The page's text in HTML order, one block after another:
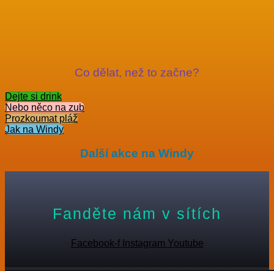
Co dělat, než to začne?
Dejte si drink
Nebo něco na zub
Prozkoumat pláž
Jak na Windy
Další akce na Windy
Fanděte nám v sítích
Facebook-f Instagram Youtube